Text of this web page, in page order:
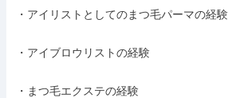
・アイリストとしてのまつ毛パーマの経験
・アイブロウリストの経験
・まつ毛エクステの経験